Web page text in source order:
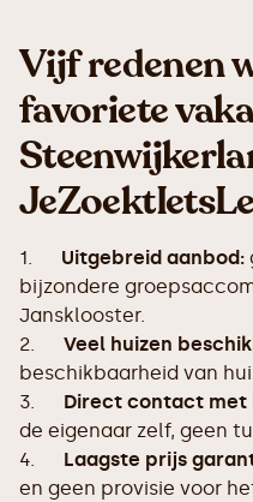
Vijf redenen
favoriete
1. Uitgebreid aanbod:
bijzondere
Jansklooster.
2. Veel huizen
beschikbaarheid van
3. Direct contact met
de eigenaar zelf, geen
4. Laagste prijs
en geen provisie voor